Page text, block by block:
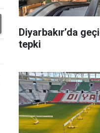
Diyarbakır’da
tepki